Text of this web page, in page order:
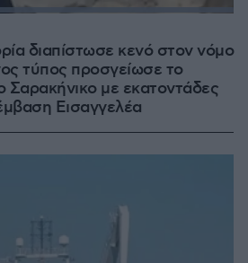
:
διαπίστωσε κενό στον νόμο
τύπος προσγείωσε το
Σαρακήνικο με εκατοντάδες
Εισαγγελέα